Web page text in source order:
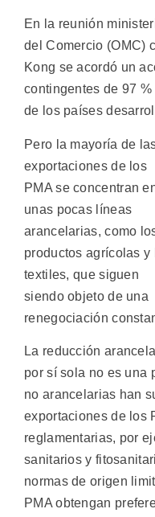
En la reunión
del Comercio (OMC)
Kong se acordó un
contingentes de 97
de los países
Pero la mayoría de
exportaciones de los
PMA se concentran
unas pocas líneas
arancelarias, como
productos agrícolas y
textiles, que siguen
siendo objeto de una
renegociación
La reducción
por sí sola no es una
no arancelarias han
exportaciones de los
reglamentarias, por
sanitarios y
normas de origen
PMA obtengan